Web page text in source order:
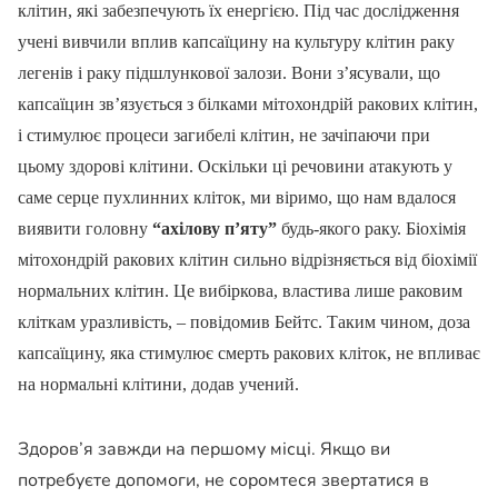
клітин, які забезпечують їх енергією. Під час дослідження
учені вивчили вплив капсаїцину на культуру клітин раку
легенів і раку підшлункової залози. Вони з’ясували, що
капсаїцин зв’язується з білками мітохондрій ракових клітин,
і стимулює процеси загибелі клітин, не зачіпаючи при
цьому здорові клітини. Оскільки ці речовини атакують у
саме серце пухлинних кліток, ми віримо, що нам вдалося
виявити головну “ахілову п’яту” будь-якого раку. Біохімія
мітохондрій ракових клітин сильно відрізняється від біохімії
нормальних клітин. Це вибіркова, властива лише раковим
кліткам уразливість, – повідомив Бейтс. Таким чином, доза
капсаїцину, яка стимулює смерть ракових кліток, не впливає
на нормальні клітини, додав учений.
Здоров’я завжди на першому місці. Якщо ви
потребуєте допомоги, не соромтеся звертатися в